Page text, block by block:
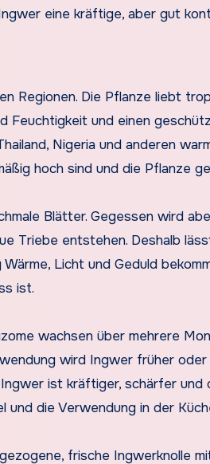
eine kräftige, aber gut
Regionen. Die Pflanze liebt
Feuchtigkeit und einen
Nigeria und anderen
hoch sind und die Pflanze
Blätter. Gegessen wird
Triebe entstehen. Deshalb
Licht und Geduld
ist.
wachsen über mehrere
wird Ingwer früher
ist kräftiger, schärfer
die Verwendung in der